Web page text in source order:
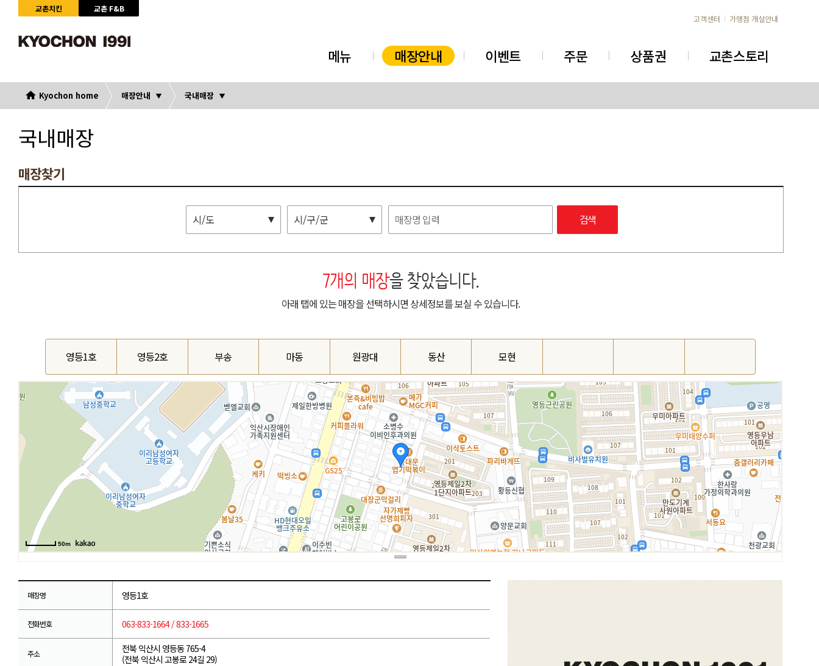
교촌치킨
교촌 F&B
고객센터
가맹점 개설안내
메뉴 매장안내 이벤트 주문 상품권 교촌스토리
Kyochon home 매장안내 국내매장
국내매장
매장찾기
시/도 시/구/군 검색
7개의 매장을 찾았습니다.
아래 탭에 있는 매장을 선택하시면 상세정보를 보실 수 있습니다.
영등1호 영등2호 부송 마동 원광대 동산 모현
50m
매장명 영등1호
전화번호 063-833-1664 / 833-1665
주소
전북 익산시 영등동 765-4
(전북 익산시 고봉로 24길 29)